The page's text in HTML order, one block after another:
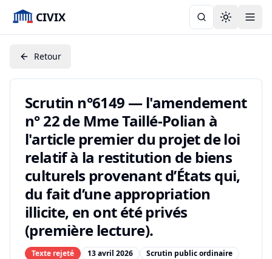
CIVIX Toggle
Retour
Scrutin n°6149 — l'amendement
n° 22 de Mme Taillé-Polian à
l'article premier du projet de loi
relatif à la restitution de biens
culturels provenant d’États qui,
du fait d’une appropriation
illicite, en ont été privés
(première lecture).
Texte rejeté 13 avril 2026 Scrutin public ordinaire